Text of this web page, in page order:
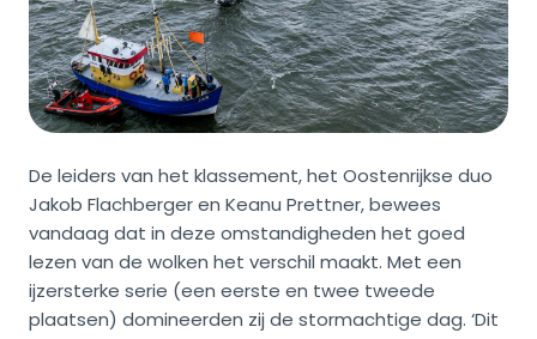
De leiders van het klassement, het Oostenrijkse duo
Jakob Flachberger en Keanu Prettner, bewees
vandaag dat in deze omstandigheden het goed
lezen van de wolken het verschil maakt. Met een
ijzersterke serie (een eerste en twee tweede
plaatsen) domineerden zij de stormachtige dag. ‘Dit